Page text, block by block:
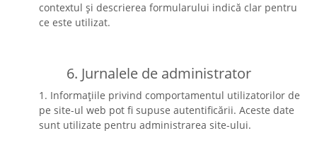
contextul și descrierea formularului indică clar pentru
ce este utilizat.
6. Jurnalele de administrator
1. Informațiile privind comportamentul utilizatorilor de
pe site-ul web pot fi supuse autentificării. Aceste date
sunt utilizate pentru administrarea site-ului.